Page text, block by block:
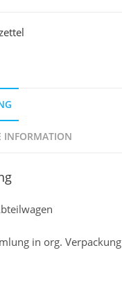
INFORMATION
in org. Verpackung